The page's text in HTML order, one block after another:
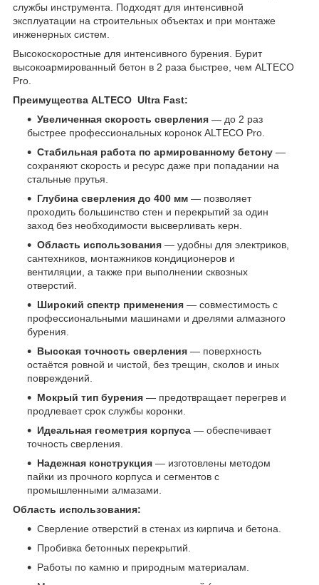
службы инструмента. Подходят для интенсивной
эксплуатации на строительных объектах и при монтаже
инженерных систем.
Высокоскоростные для интенсивного бурения. Бурит
высокоармированный бетон в 2 раза быстрее, чем ALTECO
Pro.
Преимущества ALTECO Ultra Fast:
Увеличенная скорость сверления — до 2 раз
быстрее профессиональных коронок ALTECO Pro.
Стабильная работа по армированному бетону —
сохраняют скорость и ресурс даже при попадании на
стальные прутья.
Глубина сверления до 400 мм — позволяет
проходить большинство стен и перекрытий за один
заход без необходимости высверливать керн.
Область использования — удобны для электриков,
сантехников, монтажников кондиционеров и
вентиляции, а также при выполнении сквозных
отверстий.
Широкий спектр применения — совместимость с
профессиональными машинами и дрелями алмазного
бурения.
Высокая точность сверления — поверхность
остаётся ровной и чистой, без трещин, сколов и иных
повреждений.
Мокрый тип бурения — предотвращает перегрев и
продлевает срок службы коронки.
Идеальная геометрия корпуса — обеспечивает
точность сверления.
Надежная конструкция — изготовлены методом
пайки из прочного корпуса и сегментов с
промышленными алмазами.
Область использования:
Сверление отверстий в стенах из кирпича и бетона.
Пробивка бетонных перекрытий.
Работы по камню и природным материалам.